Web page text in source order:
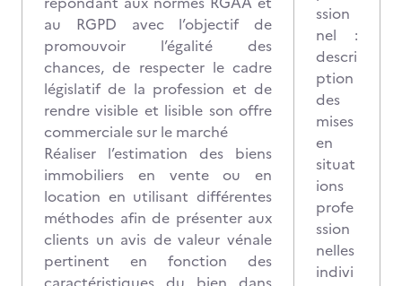
au RGPD avec l’objectif de
promouvoir l’égalité des
chances, de respecter le cadre
législatif de la profession et de
rendre visible et lisible son offre
commerciale sur le marché
Réaliser l’estimation des biens
immobiliers en vente ou en
location en utilisant différentes
méthodes afin de présenter aux
clients un avis de valeur vénale
pertinent en fonction des
ssion
nel :
descri
ption
des
mises
en
situat
ions
profe
ssion
nelles
indivi